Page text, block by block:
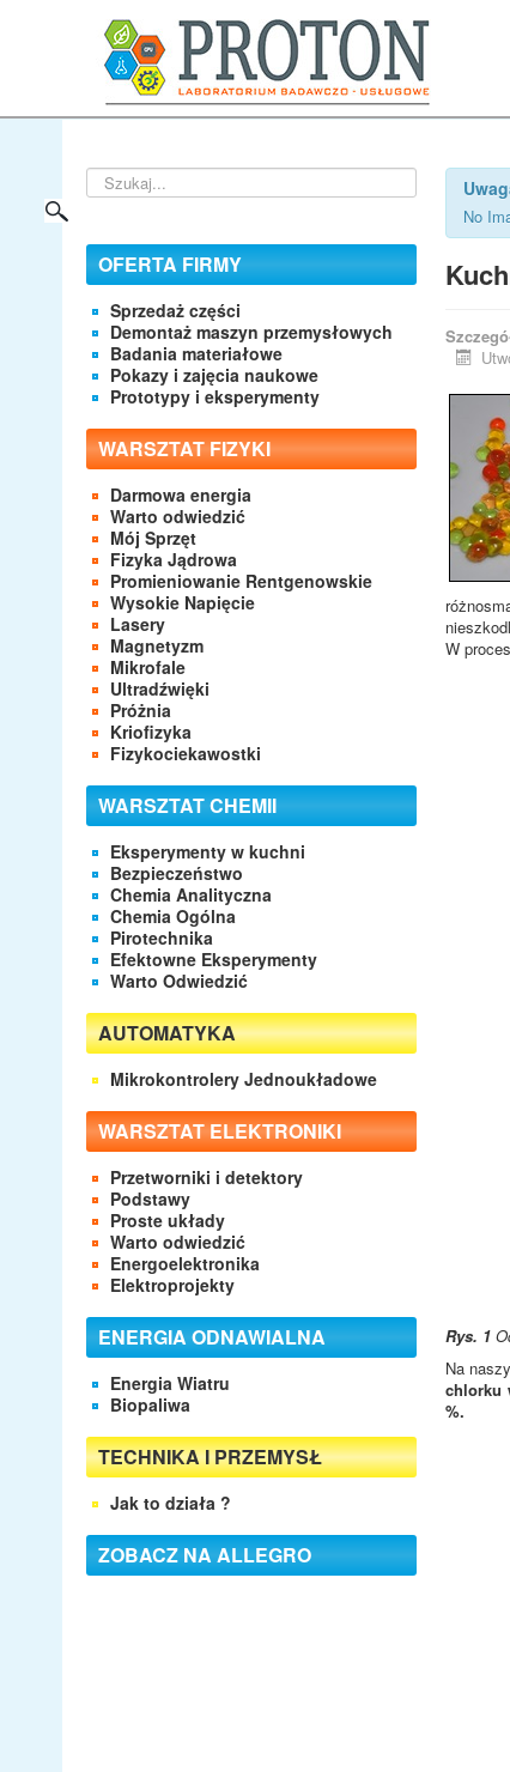
Szukaj...
OFERTA FIRMY
Sprzedaż części
Demontaż maszyn przemysłowych
Badania materiałowe
Pokazy i zajęcia naukowe
Prototypy i eksperymenty
WARSZTAT FIZYKI
Darmowa energia
Warto odwiedzić
Mój Sprzęt
Fizyka Jądrowa
Promieniowanie Rentgenowskie
Wysokie Napięcie
Lasery
Magnetyzm
Mikrofale
Ultradźwięki
Próżnia
Kriofizyka
Fizykociekawostki
WARSZTAT CHEMII
Eksperymenty w kuchni
Bezpieczeństwo
Chemia Analityczna
Chemia Ogólna
Pirotechnika
Efektowne Eksperymenty
Warto Odwiedzić
AUTOMATYKA
Mikrokontrolery Jednoukładowe
WARSZTAT ELEKTRONIKI
Przetworniki i detektory
Podstawy
Proste układy
Warto odwiedzić
Energoelektronika
Elektroprojekty
ENERGIA ODNAWIALNA
Energia Wiatru
Biopaliwa
TECHNIKA I PRZEMYSŁ
Jak to działa ?
ZOBACZ NA ALLEGRO
No
W
Rys. 1
Na
chlorku
%.